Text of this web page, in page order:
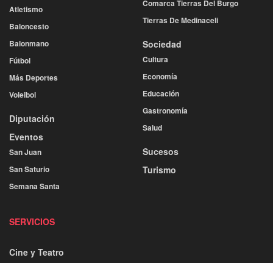
Atletismo
Baloncesto
Balonmano
Fútbol
Más Deportes
Voleibol
Diputación
Eventos
San Juan
San Saturio
Semana Santa
Comarca Tierras Del Burgo
Tierras De Medinaceli
Sociedad
Cultura
Economía
Educación
Gastronomía
Salud
Sucesos
Turismo
SERVICIOS
Cine y Teatro